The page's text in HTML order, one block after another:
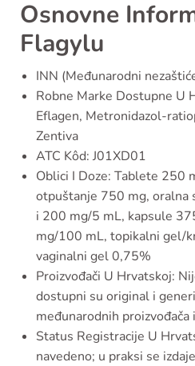
Osnovne
Flagylu
INN (Međunarodni
Robne Marke Dostupne U
Eflagen, Metronidazol-
Zentiva
ATC Kôd: J01XD01
Oblici I Doze: Tablete 250
otpuštanje 750 mg, oralna
i 200 mg/5 mL, kapsule
mg/100 mL, topikalni gel/
vaginalni gel 0,75%
Proizvođači U Hrvatskoj:
dostupni su original i
međunarodnih
Status Registracije U
navedeno; u praksi se